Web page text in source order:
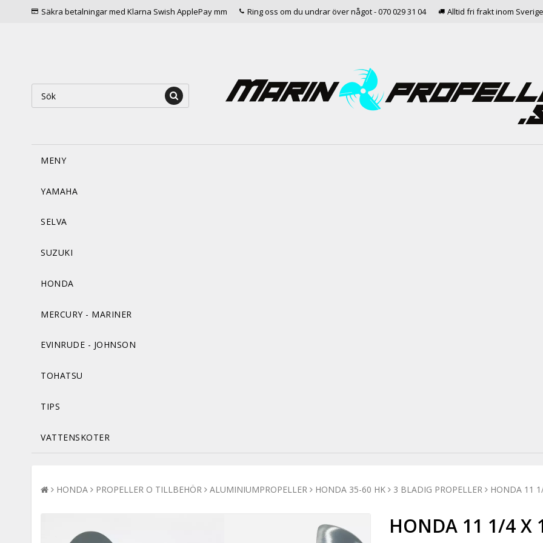
Säkra betalningar med Klarna Swish ApplePay mm Ring oss om du undrar över något - 070 029 31 04 Alltid fri frakt inom
MENY
YAMAHA
SELVA
SUZUKI
HONDA
MERCURY - MARINER
EVINRUDE - JOHNSON
TOHATSU
TIPS
VATTENSKOTER
HONDA PROPELLER O TILLBEHÖR ALUMINIUMPROPELLER HONDA 35-60 HK 3 BLADIG PROPELLER HONDA 11
HONDA 11 1/4 X